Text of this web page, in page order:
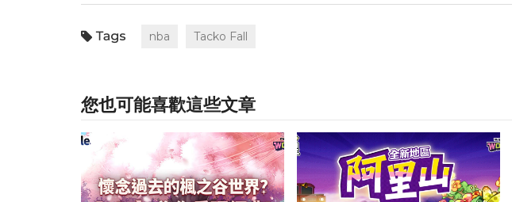
nba Tacko Fall
您也可能喜歡這些文章